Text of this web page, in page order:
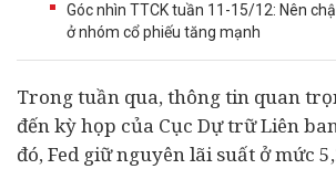
Góc nhìn TTCK tuần 11-15/12: Nên
ở nhóm cổ phiếu tăng mạnh
Trong tuần qua, thông tin quan
đến kỳ họp của Cục Dự trữ Liên
đó, Fed giữ nguyên lãi suất ở mức